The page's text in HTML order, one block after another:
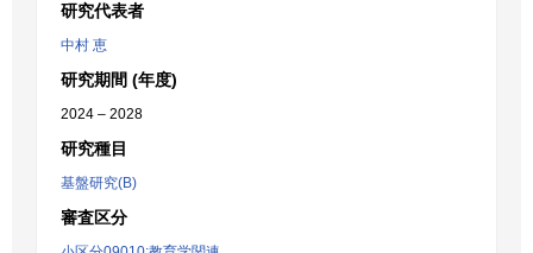
研究代表者
中村 恵
研究期間 (年度)
2024 – 2028
研究種目
基盤研究(B)
審査区分